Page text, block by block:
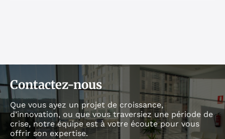
Contactez-nous
Que vous ayez un projet de croissance,
d’innovation, ou que vous traversiez une période de
crise, notre équipe est à votre écoute pour vous
offrir son expertise.